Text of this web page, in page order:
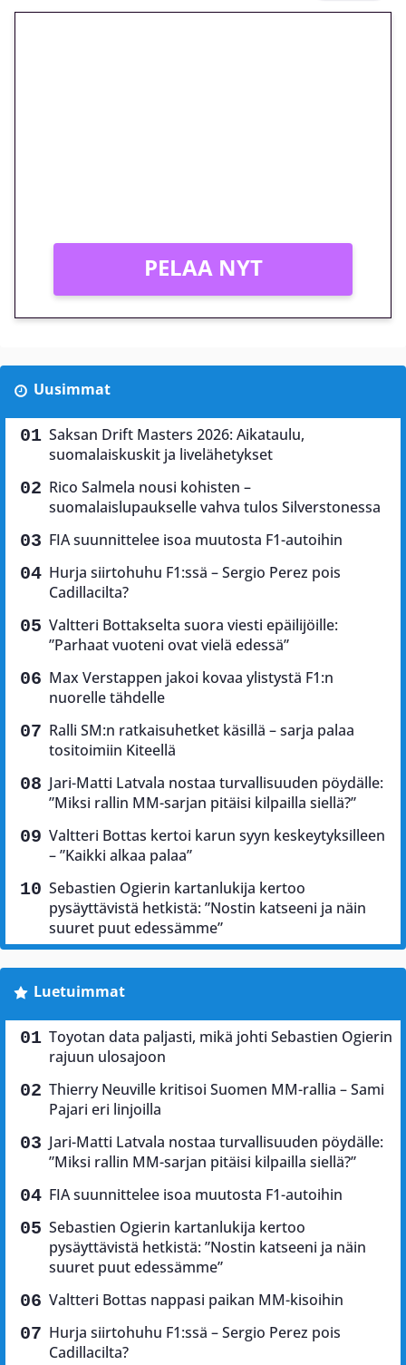
PELAA NYT
Uusimmat
Saksan Drift Masters 2026: Aikataulu,
suomalaiskuskit ja livelähetykset
Rico Salmela nousi kohisten –
suomalaislupaukselle vahva tulos Silverstonessa
FIA suunnittelee isoa muutosta F1-autoihin
Hurja siirtohuhu F1:ssä – Sergio Perez pois
Cadillacilta?
Valtteri Bottakselta suora viesti epäilijöille:
”Parhaat vuoteni ovat vielä edessä”
Max Verstappen jakoi kovaa ylistystä F1:n
nuorelle tähdelle
Ralli SM:n ratkaisuhetket käsillä – sarja palaa
tositoimiin Kiteellä
Jari-Matti Latvala nostaa turvallisuuden pöydälle:
”Miksi rallin MM-sarjan pitäisi kilpailla siellä?”
Valtteri Bottas kertoi karun syyn keskeytyksilleen
– ”Kaikki alkaa palaa”
Sebastien Ogierin kartanlukija kertoo
pysäyttävistä hetkistä: ”Nostin katseeni ja näin
suuret puut edessämme”
Luetuimmat
Toyotan data paljasti, mikä johti Sebastien Ogierin
rajuun ulosajoon
Thierry Neuville kritisoi Suomen MM-rallia – Sami
Pajari eri linjoilla
Jari-Matti Latvala nostaa turvallisuuden pöydälle:
”Miksi rallin MM-sarjan pitäisi kilpailla siellä?”
FIA suunnittelee isoa muutosta F1-autoihin
Sebastien Ogierin kartanlukija kertoo
pysäyttävistä hetkistä: ”Nostin katseeni ja näin
suuret puut edessämme”
Valtteri Bottas nappasi paikan MM-kisoihin
Hurja siirtohuhu F1:ssä – Sergio Perez pois
Cadillacilta?